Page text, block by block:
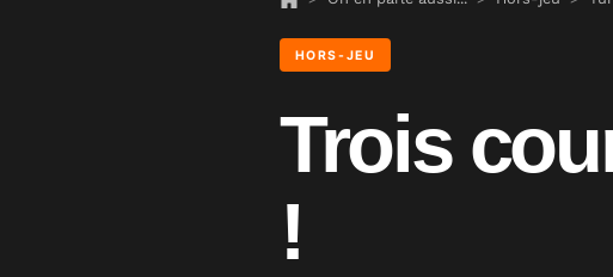
HORS-JEU
Trois
!